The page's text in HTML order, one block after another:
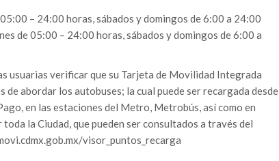
– 24:00 horas, sábados y domingos de 6:00 a 24:00
de 05:00 – 24:00 horas, sábados y domingos de 6:00 a
usuarias verificar que su Tarjeta de Movilidad Integrada
de abordar los autobuses; la cual puede ser recargada desde
en las estaciones del Metro, Metrobús, así como en
la Ciudad, que pueden ser consultados a través del
visor_puntos_recarga